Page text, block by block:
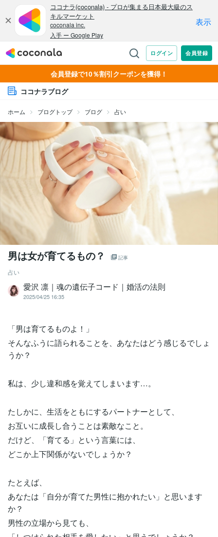
会員登録で10％割引クーポンを獲得！
ココナラブログ
ホーム ブログトップ ブログ 占い
男は女が育てるもの？ 記事
占い
愛沢 凛｜魂の遺伝子コード｜婚活の法則
2025/04/25 16:35
「男は育てるものよ！」
そんなふうに語られることを、あなたはどう感じるでしょ
うか？
私は、少し違和感を覚えてしまいます…。
たしかに、生活をともにするパートナーとして、
お互いに成長し合うことは素敵なこと。
だけど、「育てる」という言葉には、
どこか上下関係がないでしょうか？
たとえば、
あなたは「自分が育てた男性に抱かれたい」と思います
か？
男性の立場から見ても、